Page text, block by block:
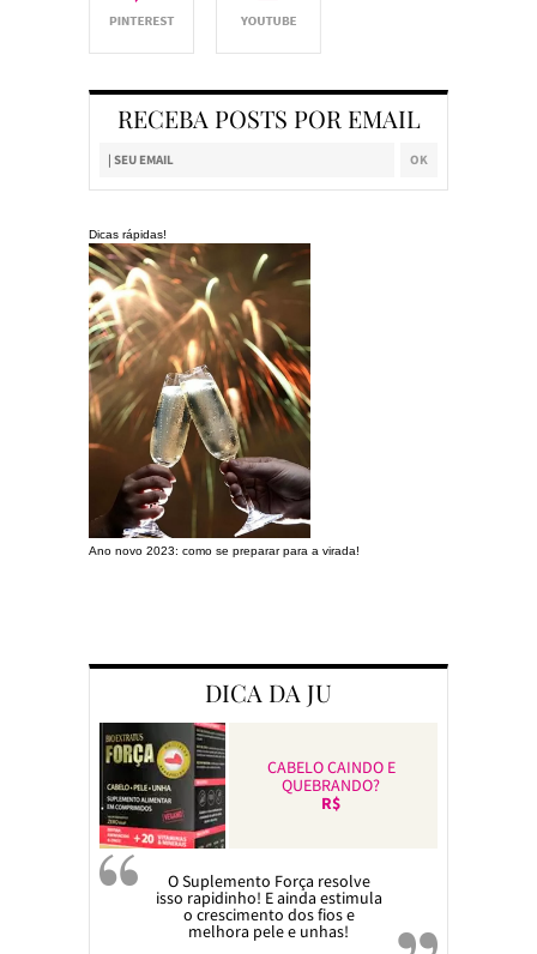
RECEBA POSTS POR EMAIL
Dicas rápidas!
Ano novo 2023: como se preparar para a virada!
DICA DA JU
CABELO CAINDO E
QUEBRANDO?
R$
O Suplemento Força resolve
isso rapidinho! E ainda estimula
o crescimento dos fios e
melhora pele e unhas!